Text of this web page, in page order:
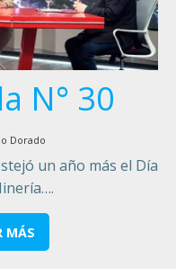
N° 30
Dorado
un año más el Día
MÁS